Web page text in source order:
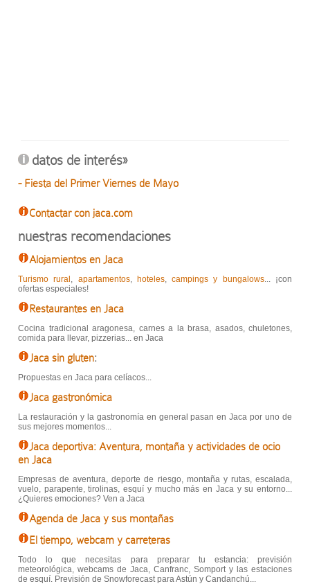
datos de interés»
- Fiesta del Primer Viernes de Mayo
Contactar con jaca.com
nuestras recomendaciones
Alojamientos en Jaca
Turismo rural , apartamentos, hoteles,campings y bungalows... ¡con
ofertas especiales!
Restaurantes en Jaca
Cocina tradicional aragonesa, carnes a la brasa, asados, chuletones,
comida para llevar, pizzerias... en Jaca
Jaca sin gluten:
Propuestas en Jaca para celíacos...
Jaca gastronómica
La restauración y la gastronomía en general pasan en Jaca por uno de
sus mejores momentos...
Jaca deportiva: Aventura, montaña y actividades de ocio
en Jaca
Empresas de aventura, deporte de riesgo, montaña y rutas, escalada,
vuelo, parapente, tirolinas, esquí y mucho más en Jaca y su entorno...
¿Quieres emociones? Ven a Jaca
Agenda de Jaca y sus montañas
El tiempo, webcam y carreteras
Todo lo que necesitas para preparar tu estancia: previsión
meteorológica, webcams de Jaca, Canfranc, Somport y las estaciones
de esquí. Previsión de Snowforecast para Astún y Candanchú...